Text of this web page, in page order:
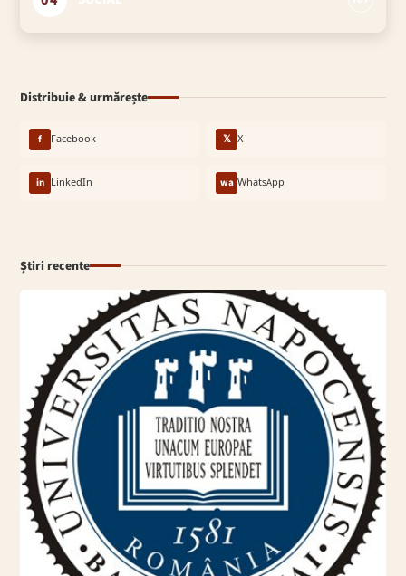
Distribuie & urmărește
f Facebook 𝕏 X
in LinkedIn wa WhatsApp
Știri recente